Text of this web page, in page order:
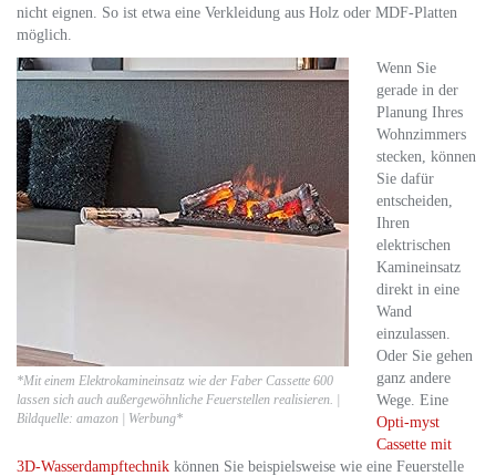
nicht eignen. So ist etwa eine Verkleidung aus Holz oder MDF-Platten
möglich.
*Mit einem Elektrokamineinsatz wie der Faber Cassette 600
lassen sich auch außergewöhnliche Feuerstellen realisieren. |
Bildquelle: amazon | Werbung*
Wenn Sie
gerade in der
Planung Ihres
Wohnzimmers
stecken, können
Sie dafür
entscheiden,
Ihren
elektrischen
Kamineinsatz
direkt in eine
Wand
einzulassen.
Oder Sie gehen
ganz andere
Wege. Eine
Opti-myst
Cassette mit
3D-Wasserdampftechnik können Sie beispielsweise wie eine Feuerstelle